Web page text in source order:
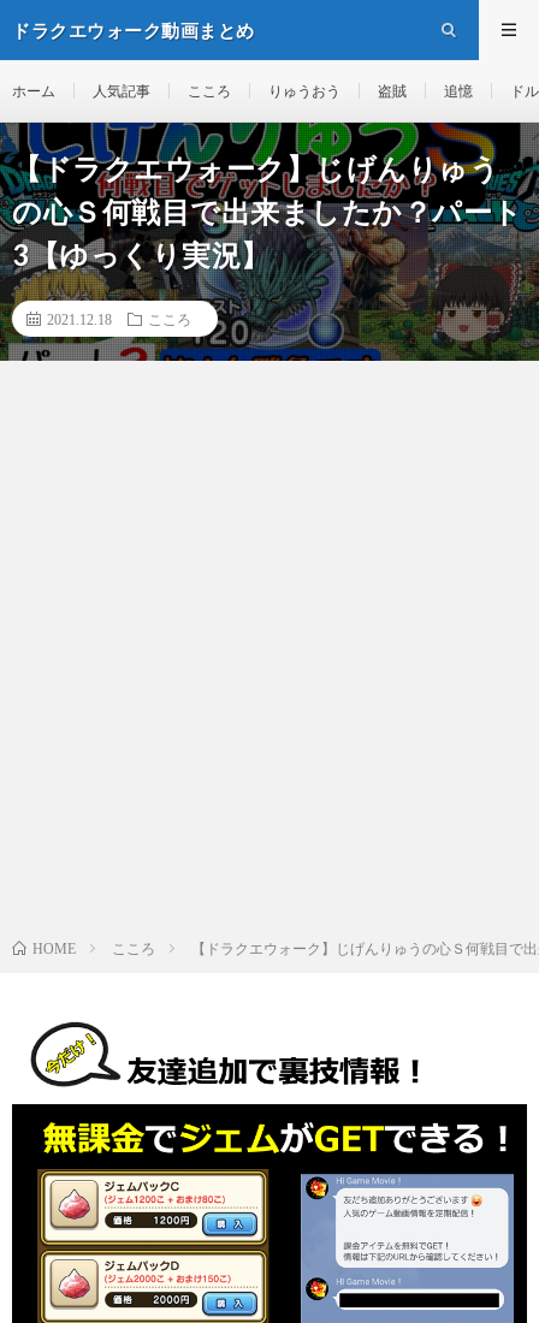
ドラクエウォーク動画まとめ
ホーム 人気記事 こころ りゅうおう 盗賊 追憶 ド
【ドラクエウォーク】じげんりゅう
の心Ｓ何戦目で出来ましたか？パート
3【ゆっくり実況】
2021.12.18 こころ
HOME こころ 【ドラクエウォーク】じげんりゅうの心Ｓ何戦目で